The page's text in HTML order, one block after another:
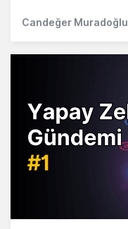
Candeğer Muradoğlu